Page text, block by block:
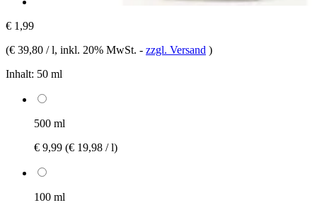
€ 1,99
(€ 39,80 / l, inkl. 20% MwSt. - zzgl. Versand )
Inhalt: 50 ml
500 ml
€ 9,99 (€ 19,98 / l)
100 ml